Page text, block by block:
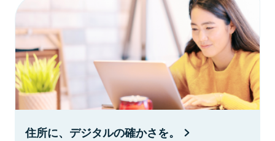
住所に、デジタルの確かさを。